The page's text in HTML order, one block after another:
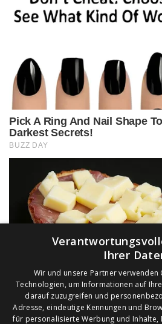
Ihrer
Wir und unsere Partner verwenden
Technologien, um Informationen auf
darauf zuzugreifen und
Adresse, eindeutige Kennungen und
für personalisierte Werbung und Inhalte,